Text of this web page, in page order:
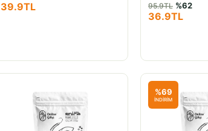
39.9TL 95.9TL %62
36.9TL
%69
İNDİRİM